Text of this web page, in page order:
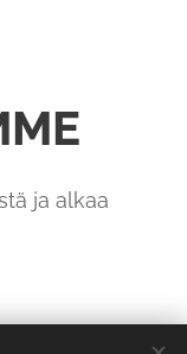
ja alkaa